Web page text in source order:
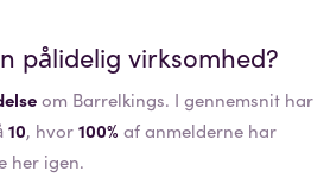
pålidelig virksomhed?
om Barrelkings. I gennemsnit har
10, hvor100% af anmelderne har
her igen.